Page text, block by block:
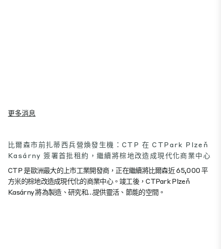
更多消息
比爾森市前扎蒂西兵營煥發生機：CTP 在 CTPark Plzeň
Kasárny 簽署首批租約，繼續將棕地改造成現代化商業中心
CTP 是歐洲最大的上市工業開發商，正在繼續將比爾森近 65,000 平
方米的棕地改造成現代化的商業中心。竣工後，CTPark Plzeň
Kasárny 將為製造、研究和…提供靈活、節能的空間。